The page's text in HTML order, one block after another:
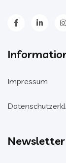
Impressum
Newsletter